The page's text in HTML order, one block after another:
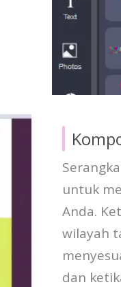
untuk
Anda.
wilayah
dan